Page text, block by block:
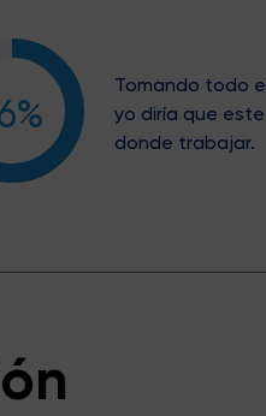
Tomando todo
yo diría que
donde trabajar.